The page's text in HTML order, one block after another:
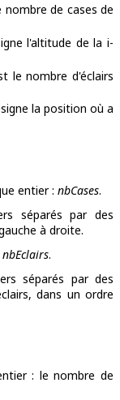
de cases de
l'altitude de la i-
le nombre d'éclairs
la position où a
entier : nbCases.
séparés par des
à droite.
nbEclairs.
séparés par des
dans un ordre
: le nombre de